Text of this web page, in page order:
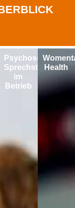
Psychosoziale
Sprechstunde
im
Betrieb
Health